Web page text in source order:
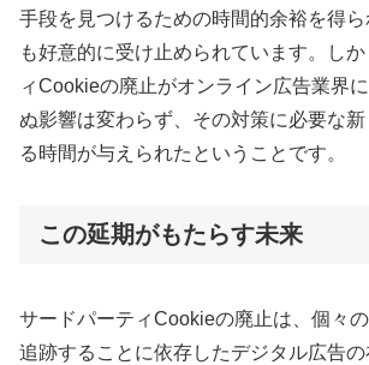
手段を見つけるための時間的余裕を得
も好意的に受け止められています。し
ィCookieの廃止がオンライン広告業界
ぬ影響は変わらず、その対策に必要な
る時間が与えられたということです。
この延期がもたらす未来
サードパーティCookieの廃止は、個々
追跡することに依存したデジタル広告の